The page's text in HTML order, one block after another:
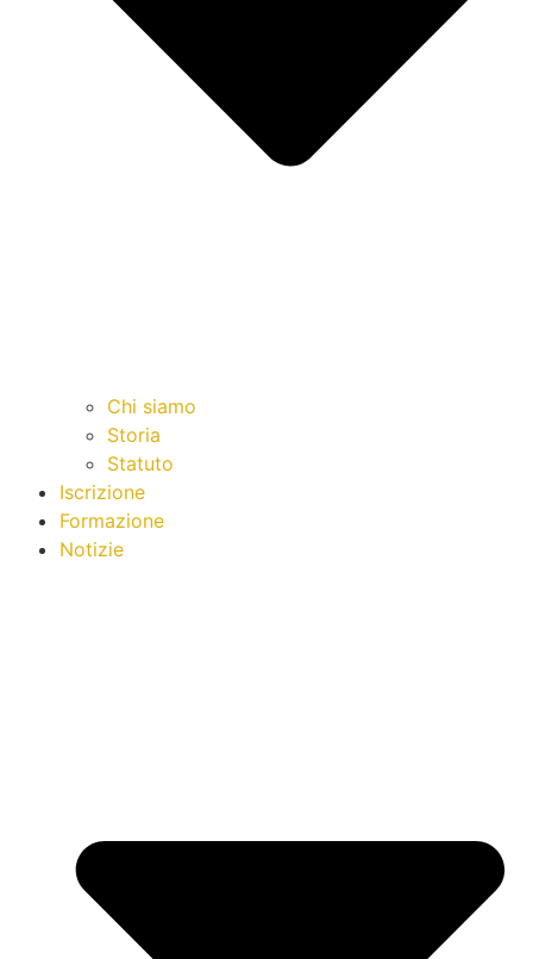
Chi siamo
Storia
Statuto
Iscrizione
Formazione
Notizie